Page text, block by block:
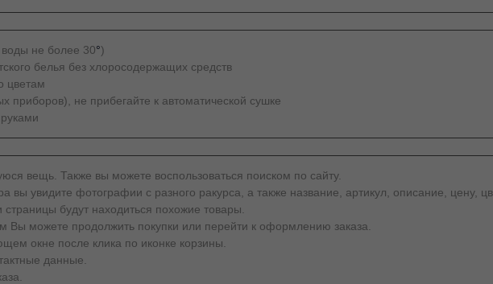
не более 30°)
белья без хлоросодержащих средств
цветам
приборов), не прибегайте к автоматической сушке
вещь. Также вы можете воспользоваться поиском по сайту.
вы увидите фотографии с разного ракурса, а также название, артикул, описание, цену,
будут находиться похожие товары.
Вы можете продолжить покупки или перейти к оформлению заказа.
окне после клика по иконке корзины.
данные.